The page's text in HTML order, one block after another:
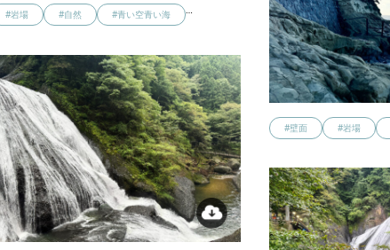
#岩場 #自然 #青い空青い海 …
#壁面 #岩場